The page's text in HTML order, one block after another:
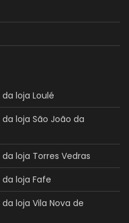
loja Loulé
loja São João da
loja Torres Vedras
loja Fafe
loja Vila Nova de